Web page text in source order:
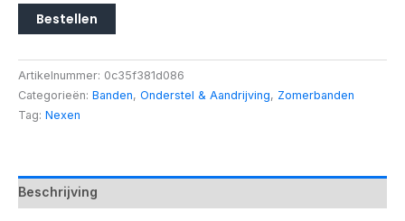
Bestellen
Artikelnummer: 0c35f381d086
Categorieën: Banden, Onderstel & Aandrijving, Zomerbanden
Tag: Nexen
Beschrijving